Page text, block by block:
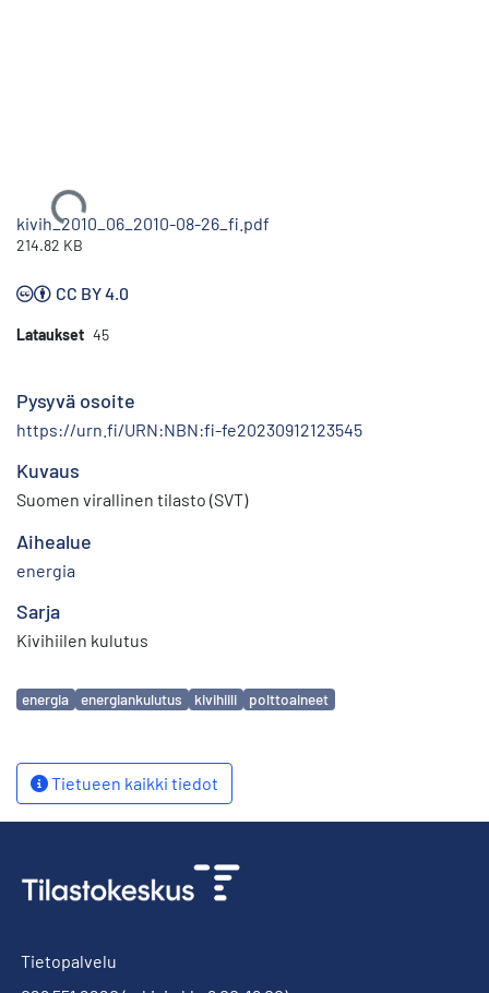
Ladataan...
kivih_2010_06_2010-08-26_fi.pdf
214.82 KB
CC BY 4.0
Lataukset 45
Pysyvä osoite
https://urn.fi/URN:NBN:fi-fe20230912123545
Kuvaus
Suomen virallinen tilasto (SVT)
Aihealue
energia
Sarja
Kivihiilen kulutus
Avainsanat
energia energiankulutus kivihiili polttoaineet
Tietueen kaikki tiedot
Tietopalvelu